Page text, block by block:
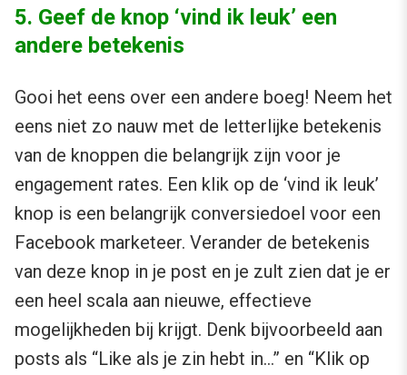
5. Geef de knop ‘vind ik leuk’ een
andere betekenis
Gooi het eens over een andere boeg! Neem het
eens niet zo nauw met de letterlijke betekenis
van de knoppen die belangrijk zijn voor je
engagement rates. Een klik op de ‘vind ik leuk’
knop is een belangrijk conversiedoel voor een
Facebook marketeer. Verander de betekenis
van deze knop in je post en je zult zien dat je er
een heel scala aan nieuwe, effectieve
mogelijkheden bij krijgt. Denk bijvoorbeeld aan
posts als “Like als je zin hebt in…” en “Klik op